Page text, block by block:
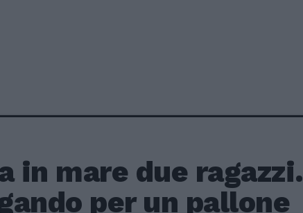
in mare due ragazzi.
per un pallone